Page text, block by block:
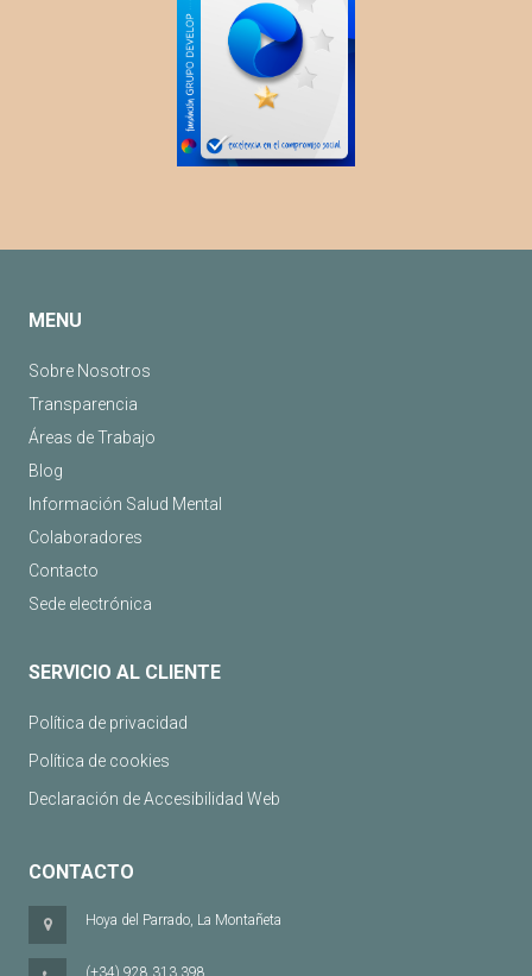
MENU
Sobre Nosotros
Transparencia
Áreas de Trabajo
Blog
Información Salud Mental
Colaboradores
Contacto
Sede electrónica
SERVICIO AL CLIENTE
Política de privacidad
Política de cookies
Declaración de Accesibilidad Web
CONTACTO
Hoya del Parrado, La Montañeta
(+34) 928 313 398